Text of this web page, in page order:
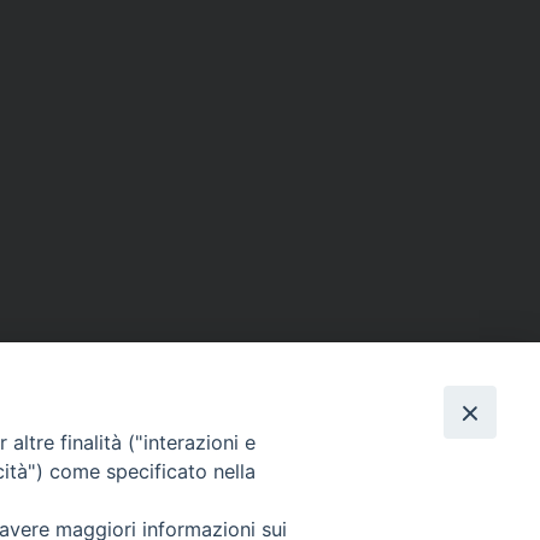
SEGUICI SU
altre finalità ("interazioni e
come specificato nella
maggiori informazioni sui